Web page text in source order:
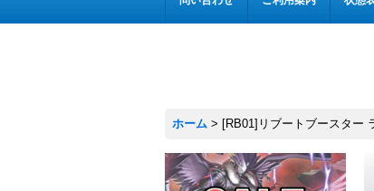
ホーム > [RB01]リブートブースター